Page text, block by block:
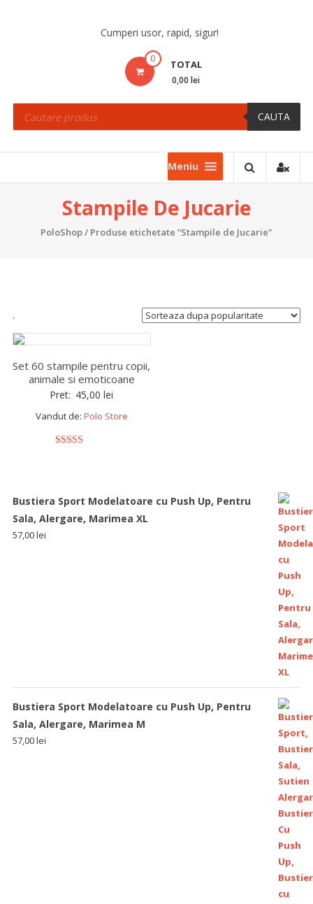
Cumperi usor, rapid, sigur!
0 TOTAL
0,00 lei
Products
search CAUTA
Meniu
Stampile De Jucarie
PoloShop/ Produse etichetate “Stampile de Jucarie”
.
Set 60 stampile pentru copii,
animale si emoticoane
Pret: 45,00lei
Vandut de: Polo Store
Bustiera Sport Modelatoare cu Push Up, Pentru
Sala, Alergare, Marimea XL
57,00lei
Bustiera Sport Modelatoare cu Push Up, Pentru
Sala, Alergare, Marimea M
57,00lei